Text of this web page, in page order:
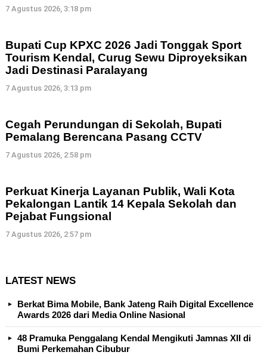
7 Agustus 2026, 3:18 pm
Bupati Cup KPXC 2026 Jadi Tonggak Sport
Tourism Kendal, Curug Sewu Diproyeksikan
Jadi Destinasi Paralayang
7 Agustus 2026, 3:13 pm
Cegah Perundungan di Sekolah, Bupati
Pemalang Berencana Pasang CCTV
7 Agustus 2026, 2:58 pm
Perkuat Kinerja Layanan Publik, Wali Kota
Pekalongan Lantik 14 Kepala Sekolah dan
Pejabat Fungsional
7 Agustus 2026, 2:57 pm
LATEST NEWS
Berkat Bima Mobile, Bank Jateng Raih Digital Excellence
Awards 2026 dari Media Online Nasional
48 Pramuka Penggalang Kendal Mengikuti Jamnas XII di
Bumi Perkemahan Cibubur